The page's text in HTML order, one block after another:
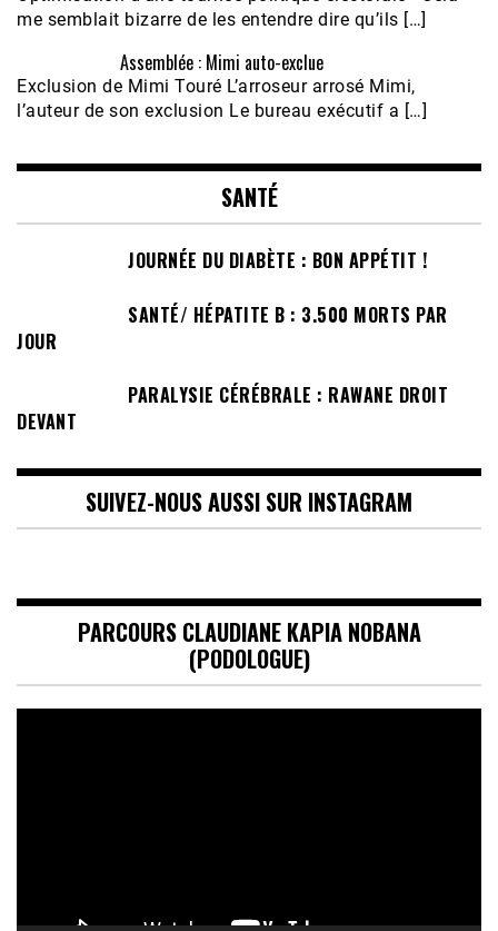
me semblait bizarre de les entendre dire qu’ils […]
Assemblée : Mimi auto-exclue
Exclusion de Mimi Touré L’arroseur arrosé Mimi,
l’auteur de son exclusion Le bureau exécutif a […]
SANTÉ
JOURNÉE DU DIABÈTE : BON APPÉTIT !
SANTÉ/ HÉPATITE B : 3.500 MORTS PAR
JOUR
PARALYSIE CÉRÉBRALE : RAWANE DROIT
DEVANT
SUIVEZ-NOUS AUSSI SUR INSTAGRAM
PARCOURS CLAUDIANE KAPIA NOBANA
(PODOLOGUE)